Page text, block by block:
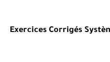
Exercices Corrigés